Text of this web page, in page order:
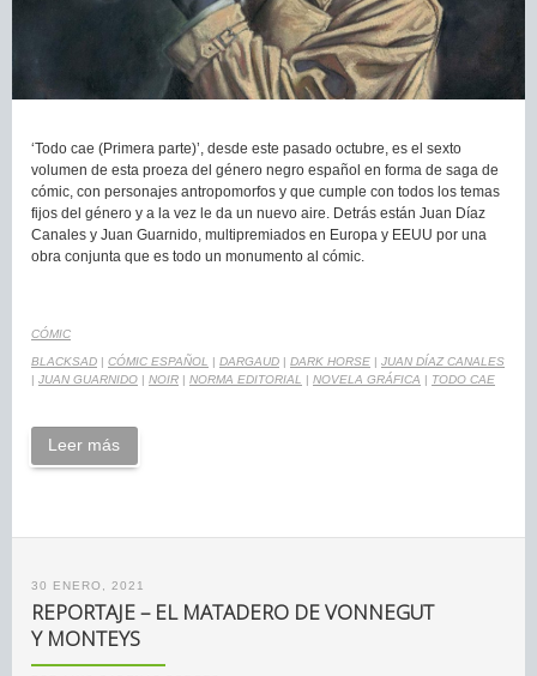
‘Todo cae (Primera parte)’, desde este pasado octubre, es el sexto
volumen de esta proeza del género negro español en forma de saga de
cómic, con personajes antropomorfos y que cumple con todos los temas
fijos del género y a la vez le da un nuevo aire. Detrás están Juan Díaz
Canales y Juan Guarnido, multipremiados en Europa y EEUU por una
obra conjunta que es todo un monumento al cómic.
CÓMIC
BLACKSAD | CÓMIC ESPAÑOL | DARGAUD | DARK HORSE | JUAN DÍAZ CANALES
| JUAN GUARNIDO | NOIR | NORMA EDITORIAL | NOVELA GRÁFICA | TODO CAE
Leer más
30 ENERO, 2021
REPORTAJE – EL MATADERO DE VONNEGUT
Y MONTEYS